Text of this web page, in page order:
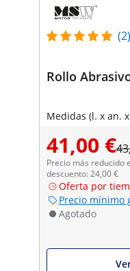
(2)
Rollo
Medidas (l. x an.
41,00 €
Precio más reducido
descuento: 24,00 €
Oferta por
Precio mínimo
Agotado